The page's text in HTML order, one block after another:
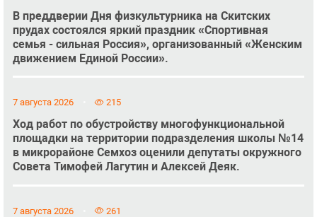
В преддверии Дня физкультурника на Скитских
прудах состоялся яркий праздник «Спортивная
семья - сильная Россия», организованный «Женским
движением Единой России».
7 августа 2026 215
Ход работ по обустройству многофункциональной
площадки на территории подразделения школы №14
в микрорайоне Семхоз оценили депутаты окружного
Совета Тимофей Лагутин и Алексей Деяк.
7 августа 2026 261